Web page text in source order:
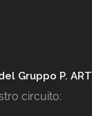
Gruppo P. ART
circuito: